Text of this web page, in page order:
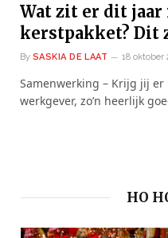
Wat zit er dit jaar
kerstpakket? Dit
By SASKIA DE LAAT 18 oktober
Samenwerking – Krijg jij
werkgever, zo’n heerlijk
HO